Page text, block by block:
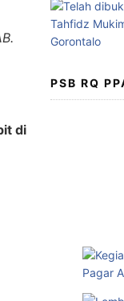
di
PSB RQ